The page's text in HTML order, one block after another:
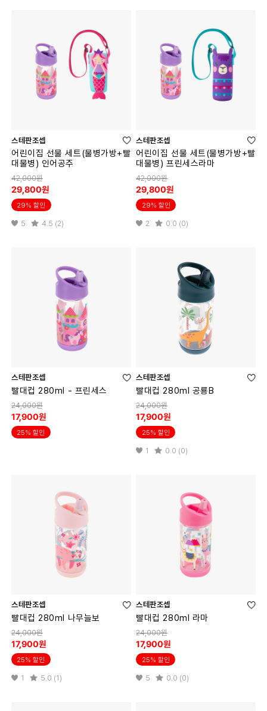
스테판조셉
어린이집 선물 세트(물병가방+빨
대물병) 인어공주
42,000원
29,800원
29% 할인
5 4.5 (2)
스테판조셉
어린이집 선물 세트(물병가방+빨
대물병) 프린세스라마
42,000원
29,800원
29% 할인
2 0.0 (0)
스테판조셉
빨대컵 280ml - 프린세스
24,000원
17,900원
25% 할인
스테판조셉
빨대컵 280ml 공룡B
24,000원
17,900원
25% 할인
1 0.0 (0)
스테판조셉
빨대컵 280ml 나무늘보
24,000원
17,900원
25% 할인
1 5.0 (1)
스테판조셉
빨대컵 280ml 라마
24,000원
17,900원
25% 할인
5 0.0 (0)